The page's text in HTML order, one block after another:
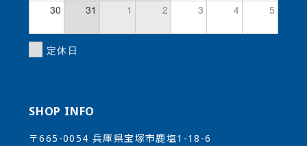
30 31 1 2 3 4 5
定休日
SHOP INFO
〒665-0054 兵庫県宝塚市鹿塩1-18-6